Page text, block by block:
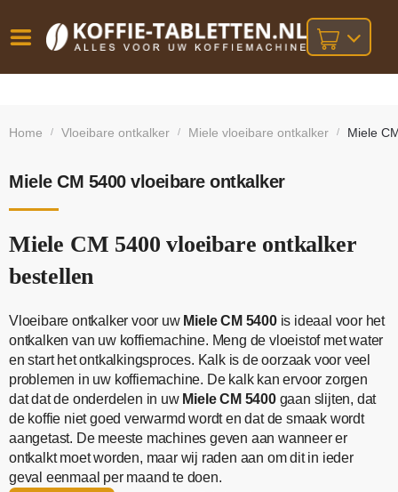
besteld,
bij orders
Home / Vloeibare ontkalker / Miele vloeibare ontkalker / Miele
Miele CM 5400 vloeibare ontkalker
Miele CM 5400 vloeibare ontkalker
bestellen
Vloeibare ontkalker voor uw Miele CM 5400is ideaal voor het
ontkalken van uw koffiemachine. Meng de vloeistof met water
en start het ontkalkingsproces. Kalk is de oorzaak voor veel
problemen in uw koffiemachine. De kalk kan ervoor zorgen
dat dat de onderdelen in uw Miele CM 5400gaan slijten, dat
de koffie niet goed verwarmd wordt en dat de smaak wordt
aangetast. De meeste machines geven aan wanneer er
ontkalkt moet worden, maar wij raden aan om dit in ieder
geval eenmaal per maand te doen.